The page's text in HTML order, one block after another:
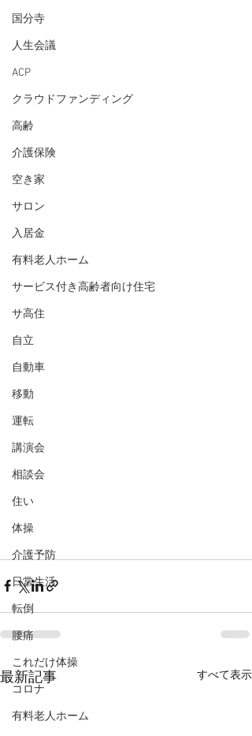
国分寺
人生会議
ACP
クラウドファンディング
高齢
介護保険
空き家
サロン
入居金
有料老人ホーム
サービス付き高齢者向け住宅
サ高住
自立
自動車
移動
運転
講演会
相談会
住い
体操
介護予防
日常生活
転倒
腰痛
これだけ体操
コロナ
有料老人ホーム
最新記事 すべて表示